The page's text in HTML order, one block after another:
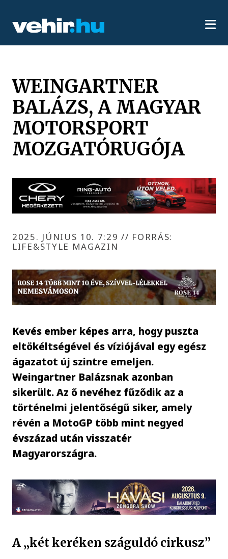
WEINGARTNER
BALÁZS, A MAGYAR
MOTORSPORT
MOZGATÓRUGÓJA
2025. JÚNIUS 10. 7:29// FORRÁS:
LIFE&STYLE MAGAZIN
Kevés ember képes arra, hogy puszta
eltökéltségével és víziójával egy egész
ágazatot új szintre emeljen.
Weingartner Balázsnak azonban
sikerült. Az ő nevéhez fűződik az a
történelmi jelentőségű siker, amely
révén a MotoGP több mint negyed
évszázad után visszatér
Magyarországra.
A „két keréken száguldó cirkusz”